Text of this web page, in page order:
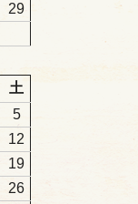
29
土
5
12
19
26